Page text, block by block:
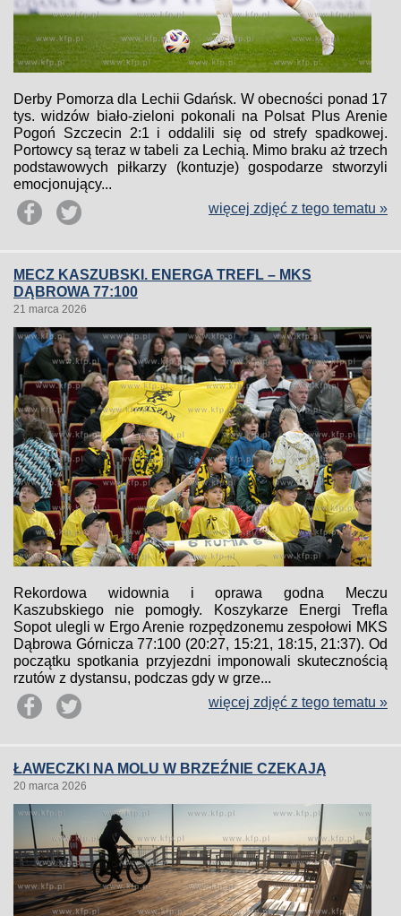
Derby Pomorza dla Lechii Gdańsk. W obecności ponad 17
tys. widzów biało-zieloni pokonali na Polsat Plus Arenie
Pogoń Szczecin 2:1 i oddalili się od strefy spadkowej.
Portowcy są teraz w tabeli za Lechią. Mimo braku aż trzech
podstawowych piłkarzy (kontuzje) gospodarze stworzyli
emocjonujący...
więcej zdjęć z tego tematu »
MECZ KASZUBSKI. ENERGA TREFL – MKS
DĄBROWA 77:100
21 marca 2026
Rekordowa widownia i oprawa godna Meczu
Kaszubskiego nie pomogły. Koszykarze Energi Trefla
Sopot ulegli w Ergo Arenie rozpędzonemu zespołowi MKS
Dąbrowa Górnicza 77:100 (20:27, 15:21, 18:15, 21:37). Od
początku spotkania przyjezdni imponowali skutecznością
rzutów z dystansu, podczas gdy w grze...
więcej zdjęć z tego tematu »
ŁAWECZKI NA MOLU W BRZEŹNIE CZEKAJĄ
20 marca 2026